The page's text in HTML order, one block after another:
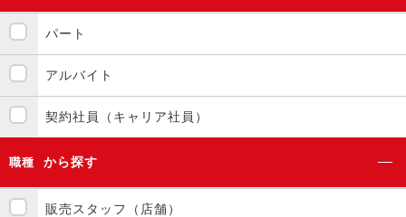
パート
アルバイト
契約社員（キャリア社員）
職種 から探す
販売スタッフ（店舗）